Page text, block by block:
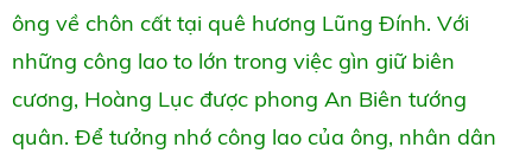
ông về chôn cất tại quê hương Lũng Đính. Với
những công lao to lớn trong việc gìn giữ biên
cương, Hoàng Lục được phong An Biên tướng
quân. Để tưởng nhớ công lao của ông, nhân dân